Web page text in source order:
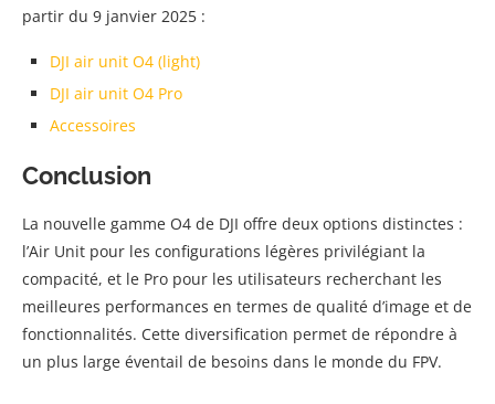
partir du 9 janvier 2025 :
DJI air unit O4 (light)
DJI air unit O4 Pro
Accessoires
Conclusion
La nouvelle gamme O4 de DJI offre deux options distinctes :
l’Air Unit pour les configurations légères privilégiant la
compacité, et le Pro pour les utilisateurs recherchant les
meilleures performances en termes de qualité d’image et de
fonctionnalités. Cette diversification permet de répondre à
un plus large éventail de besoins dans le monde du FPV.